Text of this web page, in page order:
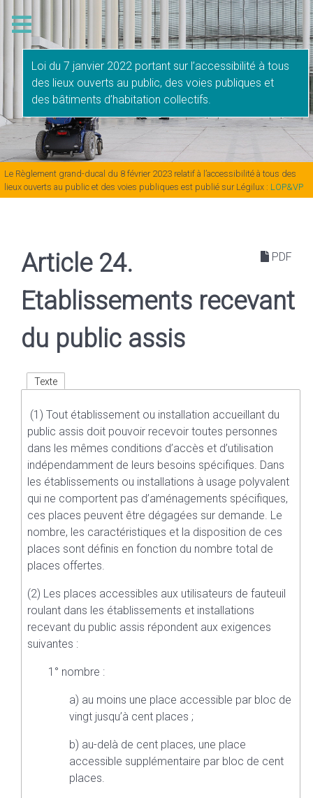
Loi du 7 janvier 2022 portant sur l’accessibilité à tous
des lieux ouverts au public, des voies publiques et
des bâtiments d’habitation collectifs.
Le Règlement grand-ducal du 8 février 2023 relatif à l’accessibilité à tous des
lieux ouverts au public et des voies publiques est publié sur Légilux : LOP&VP
PDF
Article 24.
Etablissements recevant
du public assis
Texte
(1) Tout établissement ou installation accueillant du
public assis doit pouvoir recevoir toutes personnes
dans les mêmes conditions d’accès et d’utilisation
indépendamment de leurs besoins spécifiques. Dans
les établissements ou installations à usage polyvalent
qui ne comportent pas d’aménagements spécifiques,
ces places peuvent être dégagées sur demande. Le
nombre, les caractéristiques et la disposition de ces
places sont définis en fonction du nombre total de
places offertes.
(2) Les places accessibles aux utilisateurs de fauteuil
roulant dans les établissements et installations
recevant du public assis répondent aux exigences
suivantes :
1° nombre :
a) au moins une place accessible par bloc de
vingt jusqu’à cent places ;
b) au-delà de cent places, une place
accessible supplémentaire par bloc de cent
places.